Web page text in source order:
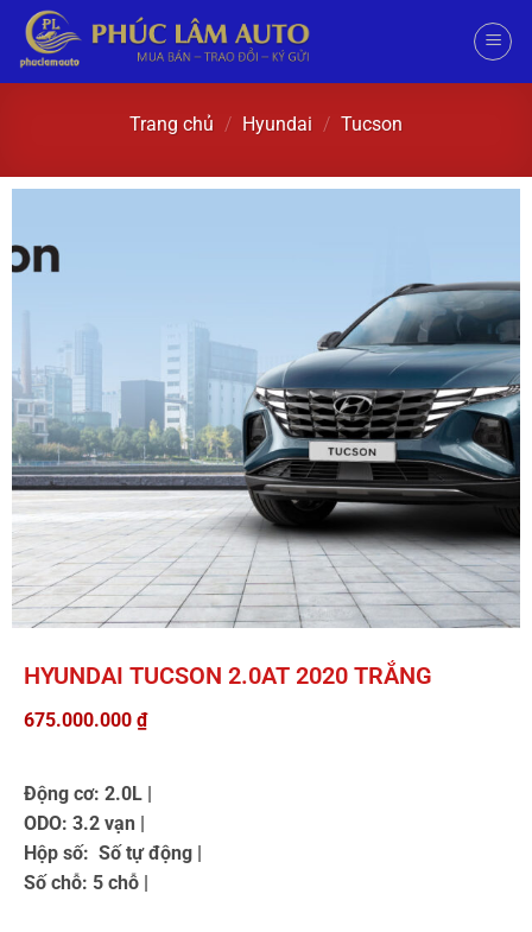
Trang chủ / Hyundai / Tucson
HYUNDAI TUCSON 2.0AT 2020 TRẮNG
675.000.000 ₫
Động cơ: 2.0L |
ODO: 3.2 vạn |
Hộp số: Số tự động |
Số chỗ: 5 chỗ |